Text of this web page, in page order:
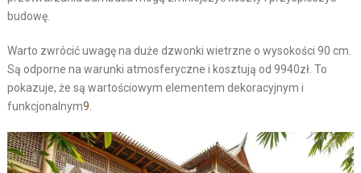
budowę.
Warto zwrócić uwagę na duże dzwonki wietrzne o wysokości 90 cm.
Są odporne na warunki atmosferyczne i kosztują od 9940zł. To
pokazuje, że są wartościowym elementem dekoracyjnym i
funkcjonalnym9.